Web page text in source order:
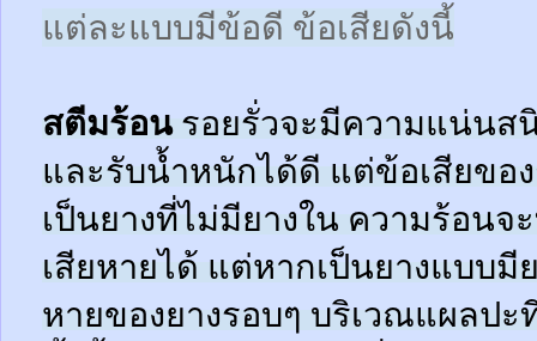
แต่ละแบบมีข้อดี ข้อเสียดังนี้
สตีมร้อนรอยรั่วจะมีความแน่นส
และรับน้ำหนักได้ดี แต่ข้อเสียขอ
เป็นยางที่ไม่มียางใน ความร้อนจ
เสียหายได้ แต่หากเป็นยางแบบมี
หายของยางรอบๆ บริเวณแผลป